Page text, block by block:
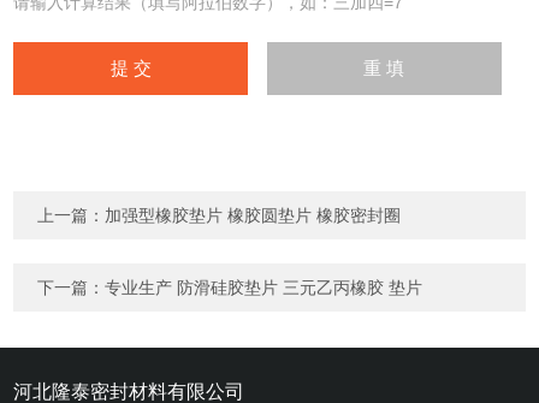
上一篇： 加强型橡胶垫片 橡胶圆垫片 橡胶密封圈
下一篇：专业生产 防滑硅胶垫片 三元乙丙橡胶 垫片
河北隆泰密封材料有限公司